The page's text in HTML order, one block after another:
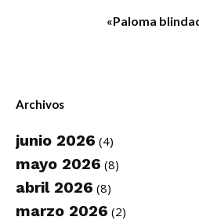
«Paloma
Archivos
junio 2026 (4)
mayo 2026 (8)
abril 2026 (8)
marzo 2026 (2)